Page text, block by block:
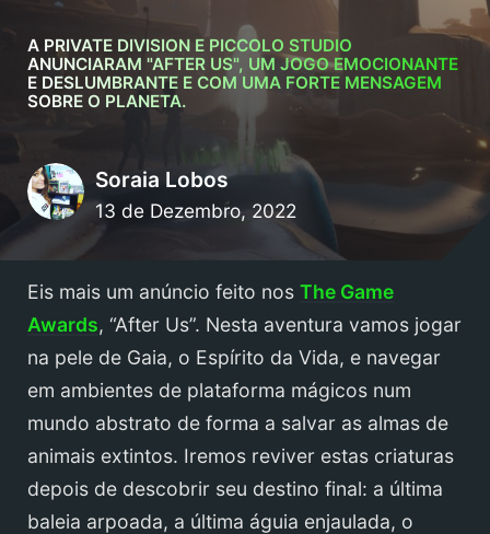
A PRIVATE DIVISION E PICCOLO STUDIO
ANUNCIARAM "AFTER US", UM JOGO EMOCIONANTE
E DESLUMBRANTE E COM UMA FORTE MENSAGEM
SOBRE O PLANETA.
13 de Dezembro, 2022
Soraia Lobos
Eis mais um anúncio feito nos The Game
Awards, “After Us”. Nesta aventura vamos jogar
na pele de Gaia, o Espírito da Vida, e navegar
em ambientes de plataforma mágicos num
mundo abstrato de forma a salvar as almas de
animais extintos. Iremos reviver estas criaturas
depois de descobrir seu destino final: a última
baleia arpoada, a última águia enjaulada, o